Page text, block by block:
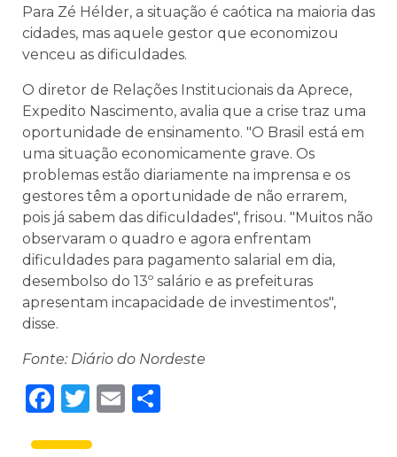
Para Zé Hélder, a situação é caótica na maioria das
cidades, mas aquele gestor que economizou
venceu as dificuldades.
O diretor de Relações Institucionais da Aprece,
Expedito Nascimento, avalia que a crise traz uma
oportunidade de ensinamento. "O Brasil está em
uma situação economicamente grave. Os
problemas estão diariamente na imprensa e os
gestores têm a oportunidade de não errarem,
pois já sabem das dificuldades", frisou. "Muitos não
observaram o quadro e agora enfrentam
dificuldades para pagamento salarial em dia,
desembolso do 13º salário e as prefeituras
apresentam incapacidade de investimentos",
disse.
Fonte: Diário do Nordeste
Facebook
Twitter
Email